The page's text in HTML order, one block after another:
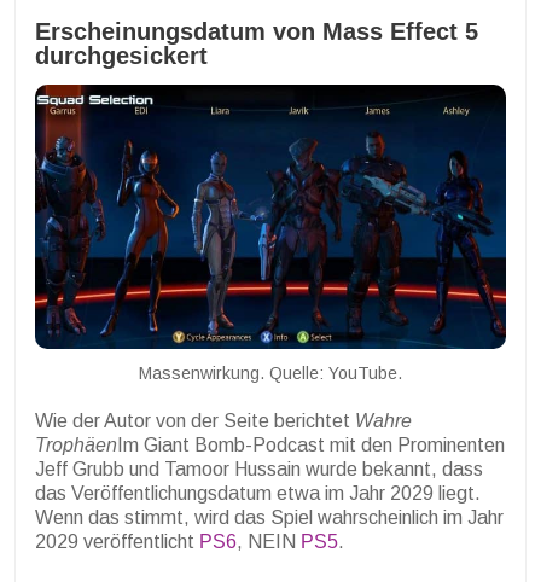
Erscheinungsdatum von Mass Effect 5
durchgesickert
Massenwirkung. Quelle: YouTube.
Wie der Autor von der Seite berichtet Wahre
Trophäen Im Giant Bomb-Podcast mit den Prominenten
Jeff Grubb und Tamoor Hussain wurde bekannt, dass
das Veröffentlichungsdatum etwa im Jahr 2029 liegt.
Wenn das stimmt, wird das Spiel wahrscheinlich im Jahr
2029 veröffentlicht PS6, NEIN PS5.